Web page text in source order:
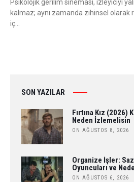
Psikolojik gerilim sineması, izleyiciyi
kalmaz; aynı zamanda zihinsel olarak
iç…
SON YAZILAR
Fırtına Kız (2026)
Neden İzlemelisin
ON AĞUSTOS 8, 2026
Organize İşler:
Oyuncuları ve
ON AĞUSTOS 6, 2026